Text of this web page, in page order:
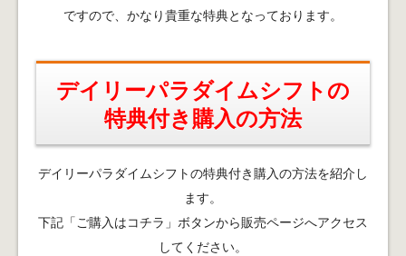
ですので、かなり貴重な特典となっております。
デイリーパラダイムシフトの
特典付き購入の方法
デイリーパラダイムシフトの特典付き購入の方法を紹介し
ます。
下記「ご購入はコチラ」ボタンから販売ページへアクセス
してください。